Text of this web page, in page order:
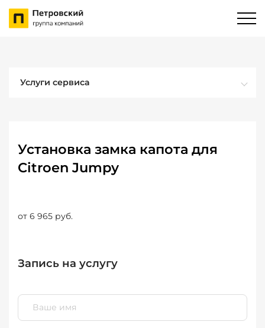
Услуги сервиса
Установка замка капота для
Citroen Jumpy
от 6 965 руб.
Запись на услугу